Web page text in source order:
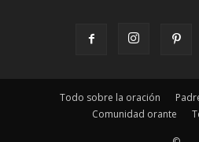
Todo sobre la oración
Comunidad orante